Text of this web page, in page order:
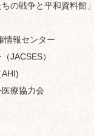
の戦争と平和資料館」
情報センター
JACSES）
療協力会